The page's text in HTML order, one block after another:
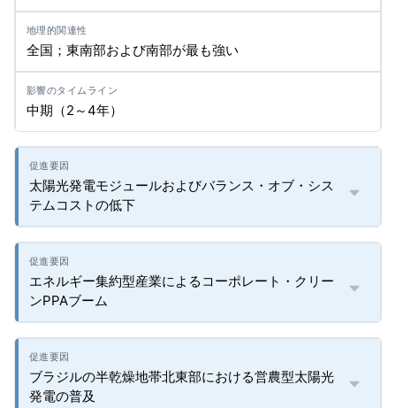
全国；東南部および南部が最も強い
中期（2～4年）
太陽光発電モジュールおよびバランス・オブ・シス
テムコストの低下
エネルギー集約型産業によるコーポレート・クリー
ンPPAブーム
ブラジルの半乾燥地帯北東部における営農型太陽光
発電の普及